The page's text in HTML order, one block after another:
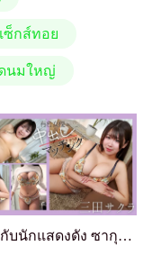
เซ็กส์ทอย
ดนมใหญ่
แตกในกับนักแสดงดัง ซากุระ มิตะ